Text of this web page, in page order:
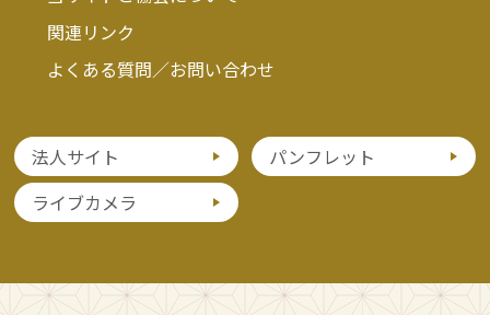
関連リンク
よくある質問／お問い合わせ
法人サイト
パンフレット
ライブカメラ